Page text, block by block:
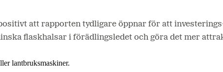
lantbruksmaskiner.
att rapporten tydligare öppnar för att
flaskhalsar i förädlingsledet och göra det mer